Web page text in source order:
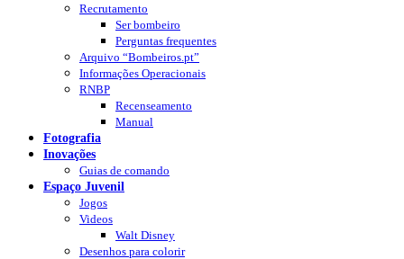
Recrutamento
Ser bombeiro
Perguntas frequentes
Arquivo “Bombeiros.pt”
Informações Operacionais
RNBP
Recenseamento
Manual
Fotografia
Inovações
Guias de comando
Espaço Juvenil
Jogos
Videos
Walt Disney
Desenhos para colorir